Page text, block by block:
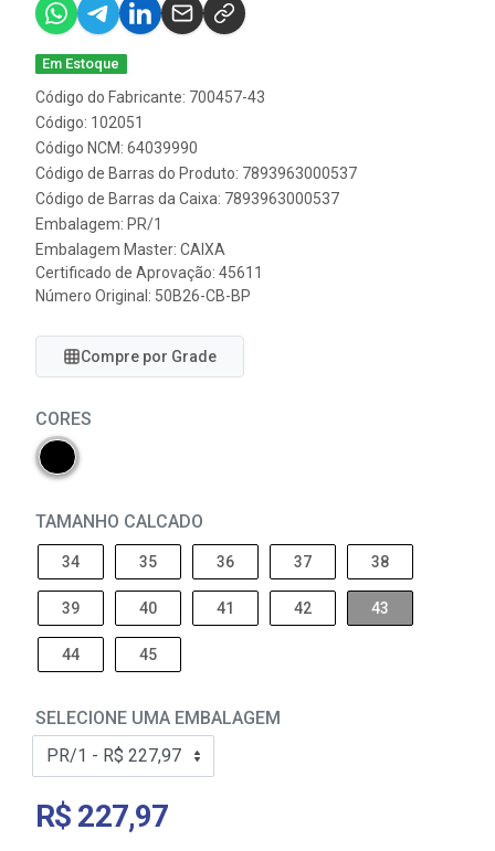
Em Estoque
Código do Fabricante: 700457-43
Código: 102051
Código NCM: 64039990
Código de Barras do Produto: 7893963000537
Código de Barras da Caixa: 7893963000537
Embalagem: PR/1
Embalagem Master: CAIXA
Certificado de Aprovação: 45611
Número Original: 50B26-CB-BP
Compre por Grade
CORES
TAMANHO CALCADO
34 35 36 37 38
39 40 41 42 43
44 45
SELECIONE UMA EMBALAGEM
R$ 227,97